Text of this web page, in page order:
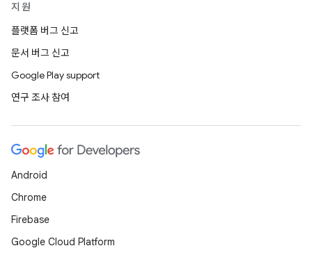
지원
플랫폼 버그 신고
문서 버그 신고
Google Play support
연구 조사 참여
Android
Chrome
Firebase
Google Cloud Platform